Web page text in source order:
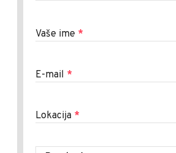
Vaše ime *
E-mail *
Lokacija *